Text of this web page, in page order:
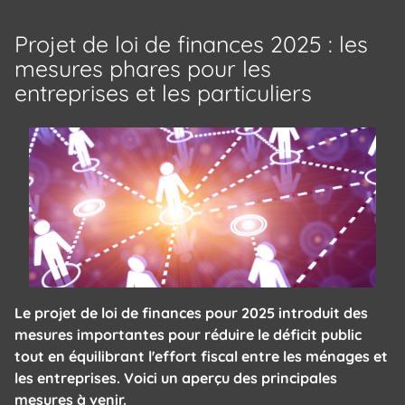
Projet de loi de finances 2025 : les
mesures phares pour les
entreprises et les particuliers
Le projet de loi de finances pour 2025 introduit des
mesures importantes pour réduire le déficit public
tout en équilibrant l'effort fiscal entre les ménages et
les entreprises. Voici un aperçu des principales
mesures à venir.